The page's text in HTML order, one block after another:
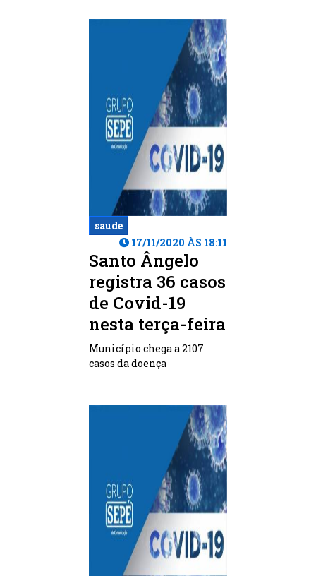
saude
17/11/2020 ÀS 18:11
Santo Ângelo
registra 36 casos
de Covid-19
nesta terça-feira
Município chega a 2107
casos da doença